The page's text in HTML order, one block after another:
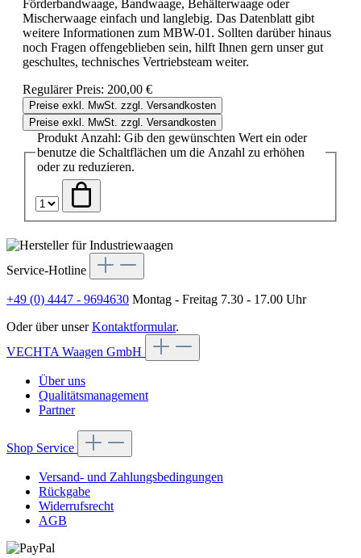
Förderbandwaage, Bandwaage, Behälterwaage oder
Mischerwaage einfach und langlebig. Das Datenblatt gibt
weitere Informationen zum MBW-01. Sollten darüber hinaus
noch Fragen offengeblieben sein, hilft Ihnen gern unser gut
geschultes, technisches Vertriebsteam weiter.
Regulärer Preis: 200,00 €
Preise exkl. MwSt. zzgl. Versandkosten
Preise exkl. MwSt. zzgl. Versandkosten
Produkt Anzahl: Gib den gewünschten Wert ein oder
benutze die Schaltflächen um die Anzahl zu erhöhen
oder zu reduzieren.
Service-Hotline
+49 (0) 4447 - 9694630 Montag - Freitag 7.30 - 17.00 Uhr
Oder über unserKontaktformular.
VECHTA Waagen GmbH
Über uns
Qualitätsmanagement
Partner
Shop Service
Versand- und Zahlungsbedingungen
Rückgabe
Widerrufsrecht
AGB